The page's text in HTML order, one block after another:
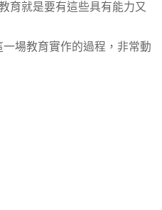
育就是要有這些具有能力又
場教育實作的過程，非常動